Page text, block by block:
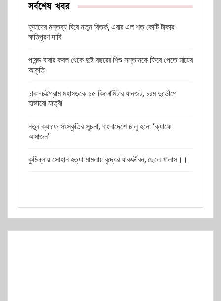
সর্বশেষ খবর
ফুয়াদের মন্তব্য ঘিরে নতুন বিতর্ক, এবার এল শত কোটি টাকার
ক্ষতিপূরণ দাবি
পাষন্ড বাবার কবল থেকে দুই বছরের শিশু সন্তানকে ফিরে পেতে মায়ের
আকুতি
ঢাকা-চট্টগ্রাম মহাসড়কে ১৫ কিলোমিটার যানজট, চরম দুর্ভোগে
হাজারো যাত্রী
নতুন ক্যাফে সংস্কৃতির সূচনা, বাংলাদেশে চালু হলো ‘ক্যাফে
আমাজন’
কুমিল্লায় সোহান হত্যা মামলায় বৃদ্ধের যাবজ্জীবন, ছেলে খালাস।।